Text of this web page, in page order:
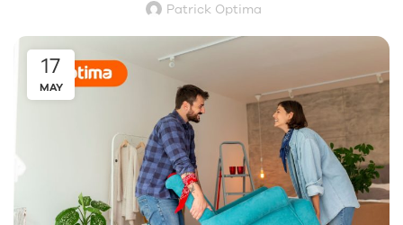
Patrick Optima
17
MAY